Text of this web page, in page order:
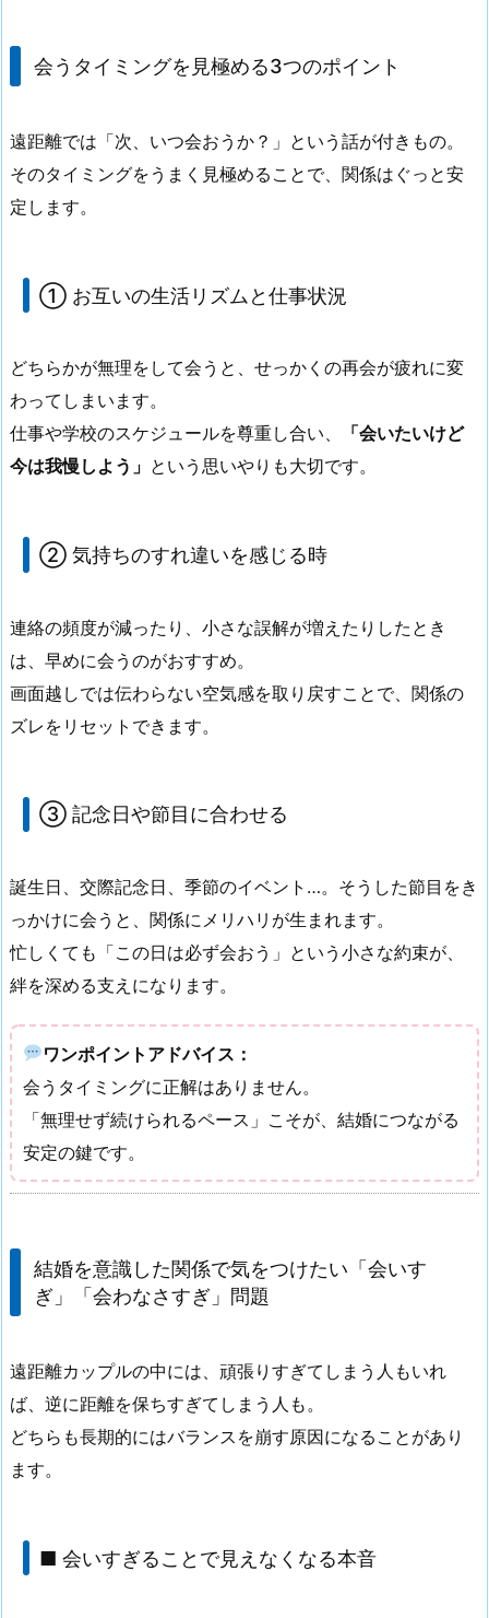
会うタイミングを見極める3つのポイント
遠距離では「次、いつ会おうか？」という話が付きもの。
そのタイミングをうまく見極めることで、関係はぐっと安
定します。
① お互いの生活リズムと仕事状況
どちらかが無理をして会うと、せっかくの再会が疲れに変
わってしまいます。
仕事や学校のスケジュールを尊重し合い、
「会いたいけど
今は我慢しよう」 という思いやりも大切です。
② 気持ちのすれ違いを感じる時
連絡の頻度が減ったり、小さな誤解が増えたりしたとき
は、早めに会うのがおすすめ。
画面越しでは伝わらない空気感を取り戻すことで、関係の
ズレをリセットできます。
③ 記念日や節目に合わせる
誕生日、交際記念日、季節のイベント…。そうした節目をき
っかけに会うと、関係にメリハリが生まれます。
忙しくても「この日は必ず会おう」という小さな約束が、
絆を深める支えになります。
ワンポイントアドバイス：
会うタイミングに正解はありません。
「無理せず続けられるペース」こそが、結婚につながる
安定の鍵です。
結婚を意識した関係で気をつけたい「会いす
ぎ」「会わなさすぎ」問題
遠距離カップルの中には、頑張りすぎてしまう人もいれ
ば、逆に距離を保ちすぎてしまう人も。
どちらも長期的にはバランスを崩す原因になることがあり
ます。
■ 会いすぎることで見えなくなる本音